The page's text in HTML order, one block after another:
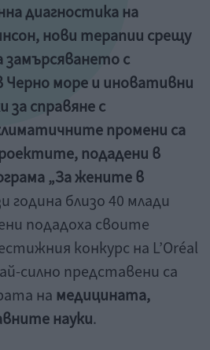
диагностика на
нови терапии срещу
замърсяването с
Черно море и иновативни
за справяне с
промени са
подадени в
„За жените в
година близо 40 млади
подадоха своите
конкурс на L’Oréal
силно представени са
на медицината,
науки.